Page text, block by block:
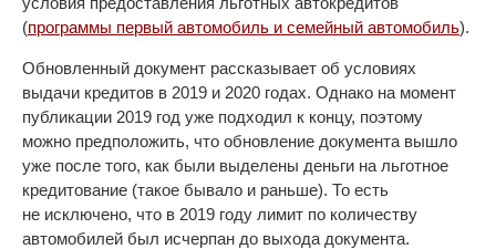
(программы первый автомобиль и семейный автомобиль).
Обновленный документ рассказывает об условиях
выдачи кредитов в 2019 и 2020 годах. Однако на момент
публикации 2019 год уже подходил к концу, поэтому
можно предположить, что обновление документа вышло
уже после того, как были выделены деньги на льготное
кредитование (такое бывало и раньше). То есть
не исключено, что в 2019 году лимит по количеству
автомобилей был исчерпан до выхода документа.